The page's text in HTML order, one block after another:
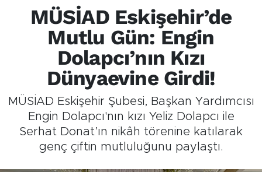
MÜSİAD Eskişehir’de
Mutlu Gün: Engin
Dolapcı’nın Kızı
Dünyaevine Girdi!
MÜSİAD Eskişehir Şubesi, Başkan Yardımcısı
Engin Dolapcı'nın kızı Yeliz Dolapcı ile
Serhat Donat’ın nikâh törenine katılarak
genç çiftin mutluluğunu paylaştı.